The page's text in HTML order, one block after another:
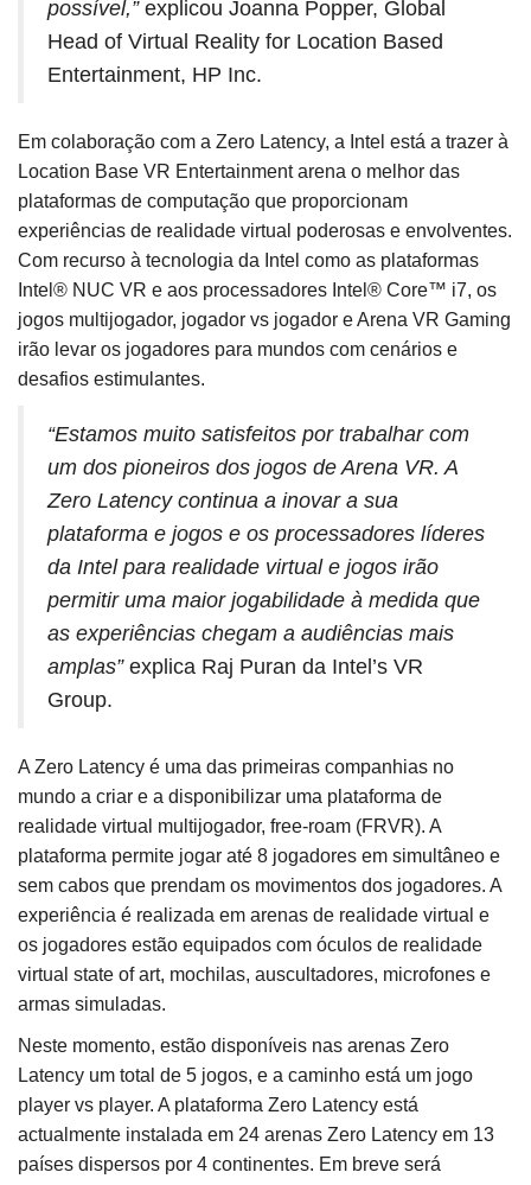
possível,”explicou Joanna Popper, Global
Head of Virtual Reality for Location Based
Entertainment, HP Inc.
Em colaboração com a Zero Latency, a Intel está a trazer à
Location Base VR Entertainment arena o melhor das
plataformas de computação que proporcionam
experiências de realidade virtual poderosas e envolventes.
Com recurso à tecnologia da Intel como as plataformas
Intel® NUC VR e aos processadores Intel® Core™ i7, os
jogos multijogador, jogador vs jogador e Arena VR Gaming
irão levar os jogadores para mundos com cenários e
desafios estimulantes.
“Estamos muito satisfeitos por trabalhar com
um dos pioneiros dos jogos de Arena VR. A
Zero Latency continua a inovar a sua
plataforma e jogos e os processadores líderes
da Intel para realidade virtual e jogos irão
permitir uma maior jogabilidade à medida que
as experiências chegam a audiências mais
amplas”explica Raj Puran da Intel’s VR
Group.
A Zero Latency é uma das primeiras companhias no
mundo a criar e a disponibilizar uma plataforma de
realidade virtual multijogador, free-roam (FRVR). A
plataforma permite jogar até 8 jogadores em simultâneo e
sem cabos que prendam os movimentos dos jogadores. A
experiência é realizada em arenas de realidade virtual e
os jogadores estão equipados com óculos de realidade
virtual state of art, mochilas, auscultadores, microfones e
armas simuladas.
Neste momento, estão disponíveis nas arenas Zero
Latency um total de 5 jogos, e a caminho está um jogo
player vs player. A plataforma Zero Latency está
actualmente instalada em 24 arenas Zero Latency em 13
países dispersos por 4 continentes. Em breve será